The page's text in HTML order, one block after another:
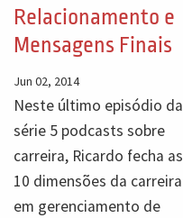
Relacionamento e
Mensagens Finais
Jun 02, 2014
Neste último episódio da
série 5 podcasts sobre
carreira, Ricardo fecha as
10 dimensões da carreira
em gerenciamento de